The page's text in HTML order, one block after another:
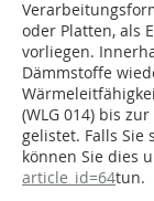
oder Platten, als
vorliegen.
Dämmstoffe
(WLG 014) bis
gelistet. Falls
können Sie dies
article_id=64tun.